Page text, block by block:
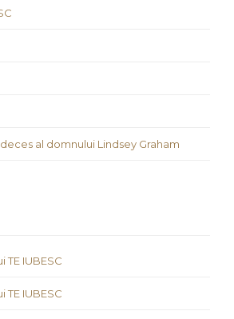
al domnului Lindsey Graham
TE IUBESC
TE IUBESC